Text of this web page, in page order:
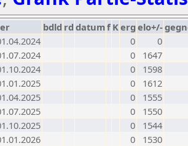
bdld rd datumf Kerg elo+/-
0
0
0
1647
0
1598
0
1612
0
1555
0
1550
0
1544
0
1530